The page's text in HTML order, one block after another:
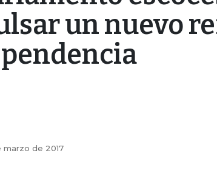
un nuevo
de 2017